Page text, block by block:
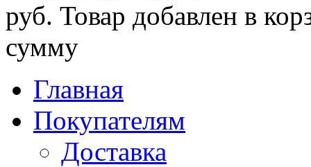
руб. Товар добавлен в
сумму
Главная
Покупателям
Доставка